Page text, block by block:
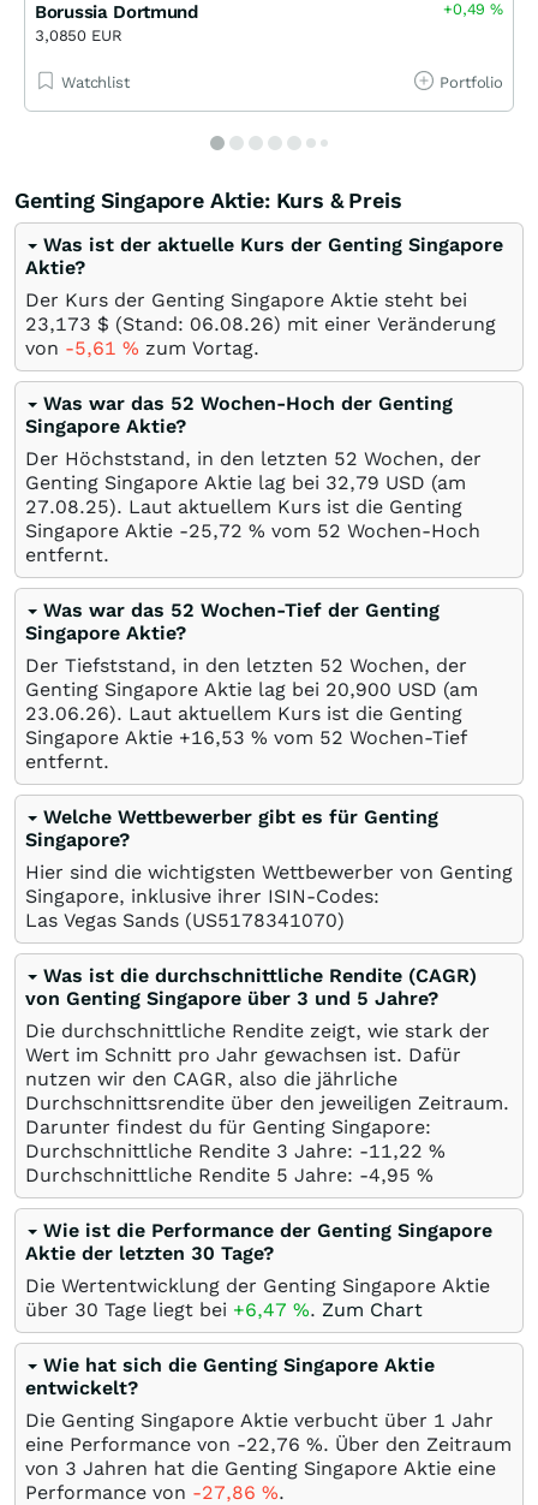
Borussia Dortmund
3,0850 EUR
+0,49%
Watchlist Portfolio
Genting Singapore Aktie: Kurs & Preis
Was ist der aktuelle Kurs der Genting Singapore
Aktie?
Der Kurs der Genting Singapore Aktie steht bei
23,173 $ (Stand: 06.08.26) mit einer Veränderung
von -5,61 % zum Vortag.
Was war das 52 Wochen-Hoch der Genting
Singapore Aktie?
Der Höchststand, in den letzten 52 Wochen, der
Genting Singapore Aktie lag bei 32,79 USD (am
27.08.25). Laut aktuellem Kurs ist die Genting
Singapore Aktie -25,72 % vom 52 Wochen-Hoch
entfernt.
Was war das 52 Wochen-Tief der Genting
Singapore Aktie?
Der Tiefststand, in den letzten 52 Wochen, der
Genting Singapore Aktie lag bei 20,900 USD (am
23.06.26). Laut aktuellem Kurs ist die Genting
Singapore Aktie +16,53 % vom 52 Wochen-Tief
entfernt.
Welche Wettbewerber gibt es für Genting
Singapore?
Hier sind die wichtigsten Wettbewerber von Genting
Singapore, inklusive ihrer ISIN-Codes:
Las Vegas Sands (US5178341070)
Was ist die durchschnittliche Rendite (CAGR)
von Genting Singapore über 3 und 5 Jahre?
Die durchschnittliche Rendite zeigt, wie stark der
Wert im Schnitt pro Jahr gewachsen ist. Dafür
nutzen wir den CAGR, also die jährliche
Durchschnittsrendite über den jeweiligen Zeitraum.
Darunter findest du für Genting Singapore:
Durchschnittliche Rendite 3 Jahre: -11,22 %
Durchschnittliche Rendite 5 Jahre: -4,95 %
Wie ist die Performance der Genting Singapore
Aktie der letzten 30 Tage?
Die Wertentwicklung der Genting Singapore Aktie
über 30 Tage liegt bei +6,47 %. Zum Chart
Wie hat sich die Genting Singapore Aktie
entwickelt?
Die Genting Singapore Aktie verbucht über 1 Jahr
eine Performance von -22,76 %. Über den Zeitraum
von 3 Jahren hat die Genting Singapore Aktie eine
Performance von -27,86 %.